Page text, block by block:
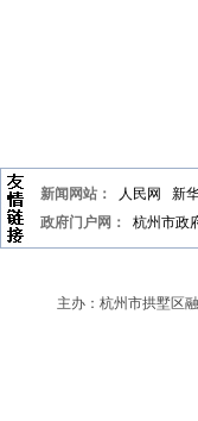
新闻网站： 人民网 新
政府门户网：
杭州市政
主办：杭州市拱墅区